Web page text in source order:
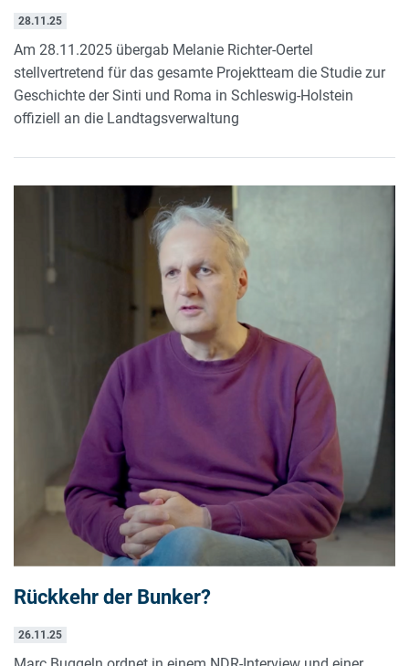
28.11.25
Am 28.11.2025 übergab Melanie Richter-Oertel
stellvertretend für das gesamte Projektteam die Studie zur
Geschichte der Sinti und Roma in Schleswig-Holstein
offiziell an die Landtagsverwaltung
Rückkehr der Bunker?
26.11.25